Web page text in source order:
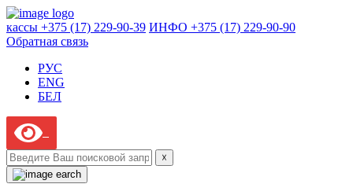
кассы +375 (17) 229-90-39 ИНФО +375 (17) 229-90-90
Обратная связь
РУС
ENG
БЕЛ
☓